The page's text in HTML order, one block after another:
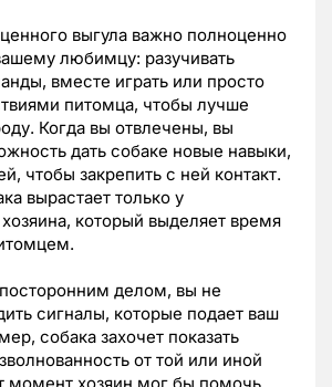
выгула важно полноценно
любимцу: разучивать
вместе играть или просто
питомца, чтобы лучше
Когда вы отвлечены, вы
дать собаке новые навыки,
чтобы закрепить с ней контакт.
вырастает только у
хозяина, который выделяет время
делом, вы не
сигналы, которые подает ваш
собака захочет показать
от той или иной
момент хозяин мог бы помочь